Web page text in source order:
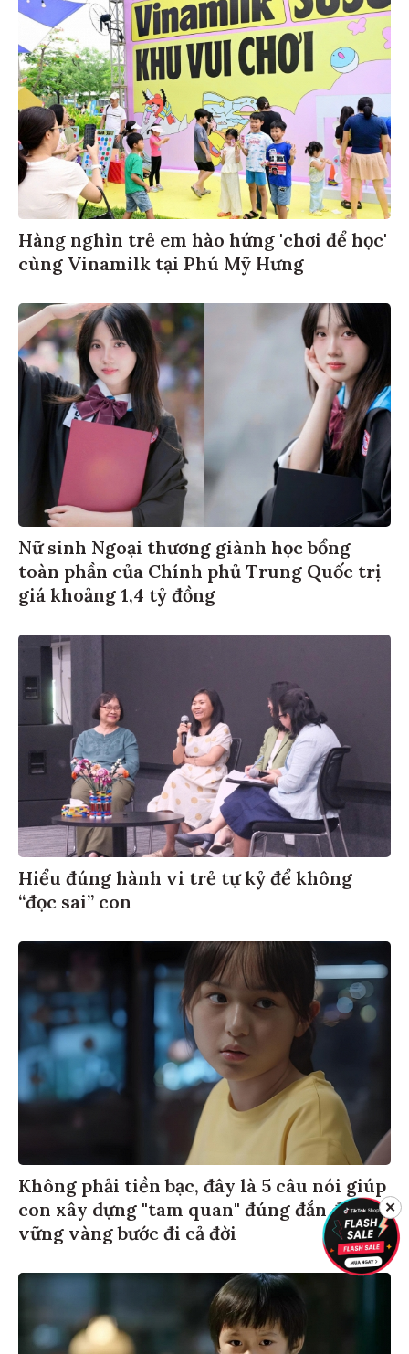
Hàng nghìn trẻ em hào hứng 'chơi để học'
cùng Vinamilk tại Phú Mỹ Hưng
Nữ sinh Ngoại thương giành học bổng
toàn phần của Chính phủ Trung Quốc trị
giá khoảng 1,4 tỷ đồng
Hiểu đúng hành vi trẻ tự kỷ để không
“đọc sai” con
Không phải tiền bạc, đây là 5 câu nói giúp
con xây dựng "tam quan" đúng đắn để
vững vàng bước đi cả đời
✕